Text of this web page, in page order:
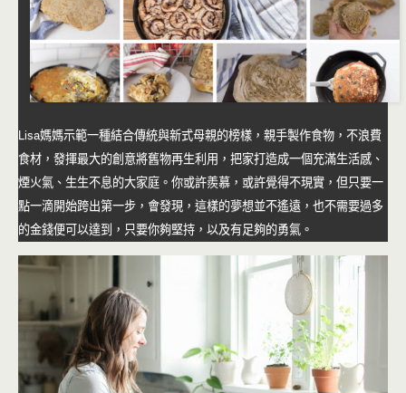
Lisa媽媽示範一種結合傳統與新式母親的榜樣，親手製作食物，不浪費
食材，發揮最大的創意將舊物再生利用，把家打造成一個充滿生活感、
煙火氣、生生不息的大家庭。你或許羨慕，或許覺得不現實，但只要一
點一滴開始跨出第一步，會發現，這樣的夢想並不遙遠，也不需要過多
的金錢便可以達到，只要你夠堅持，以及有足夠的勇氣。